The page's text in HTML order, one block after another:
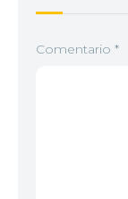
Comentario *